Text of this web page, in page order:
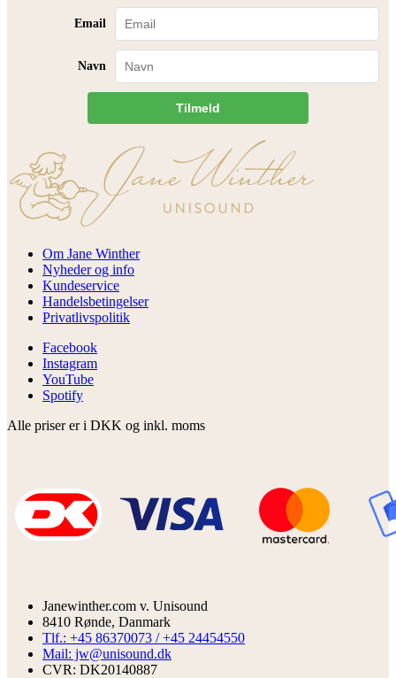
Email
Navn
Tilmeld
Om Jane Winther
Nyheder og info
Kundeservice
Handelsbetingelser
Privatlivspolitik
Facebook
Instagram
YouTube
Spotify
Alle priser er i DKK og inkl. moms
Janewinther.com v. Unisound
8410 Rønde, Danmark
Tlf.: +45 86370073 / +45 24454550
Mail: jw@unisound.dk
CVR: DK20140887